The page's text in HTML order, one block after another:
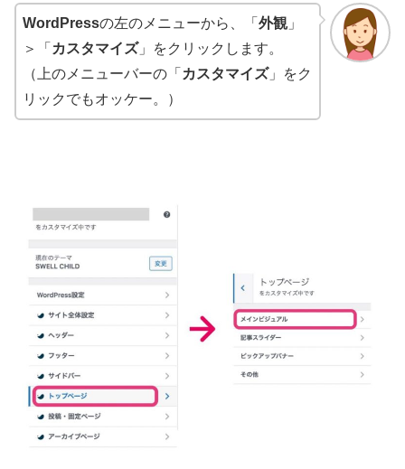
WordPressの左のメニューから、「 外観」
＞「 カスタマイズ」をクリックします。
（上のメニューバーの「 カスタマイズ」をク
リックでもオッケー。）